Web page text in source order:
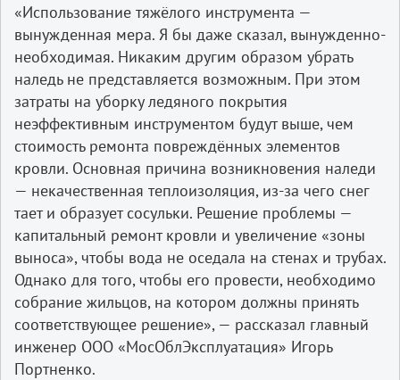
«Использование тяжёлого инструмента —
вынужденная мера. Я бы даже сказал, вынужденно-
необходимая. Никаким другим образом убрать
наледь не представляется возможным. При этом
затраты на уборку ледяного покрытия
неэффективным инструментом будут выше, чем
стоимость ремонта повреждённых элементов
кровли. Основная причина возникновения наледи
— некачественная теплоизоляция, из-за чего снег
тает и образует сосульки. Решение проблемы —
капитальный ремонт кровли и увеличение «зоны
выноса», чтобы вода не оседала на стенах и трубах.
Однако для того, чтобы его провести, необходимо
собрание жильцов, на котором должны принять
соответствующее решение», — рассказал главный
инженер ООО «МосОблЭксплуатация» Игорь
Портненко.